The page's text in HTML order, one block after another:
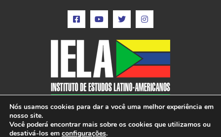
Nós usamos cookies para dar a você uma melhor experiência em
nosso site.
Você poderá encontrar mais sobre os cookies que utilizamos ou
desativá-los em configurações.